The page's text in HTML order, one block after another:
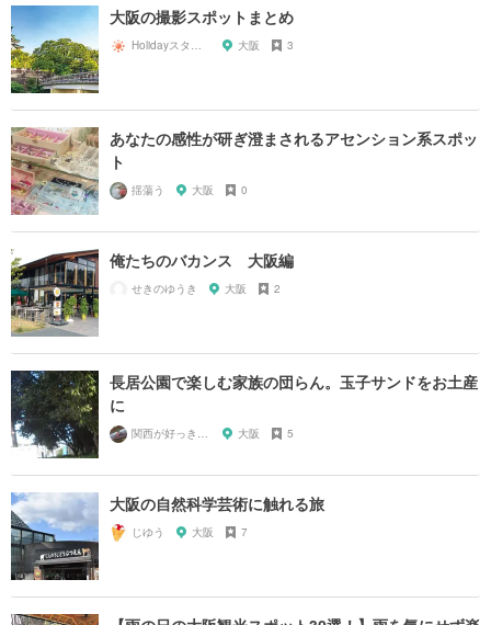
大阪の撮影スポットまとめ
Holidayスタッフ 大阪 3
あなたの感性が研ぎ澄まされるアセンション系スポッ
ト
揺蕩う 大阪 0
俺たちのバカンス 大阪編
せきのゆうき 大阪 2
長居公園で楽しむ家族の団らん。玉子サンドをお土産
に
関西が好っきゃねん 大阪 5
大阪の自然科学芸術に触れる旅
じゆう 大阪 7